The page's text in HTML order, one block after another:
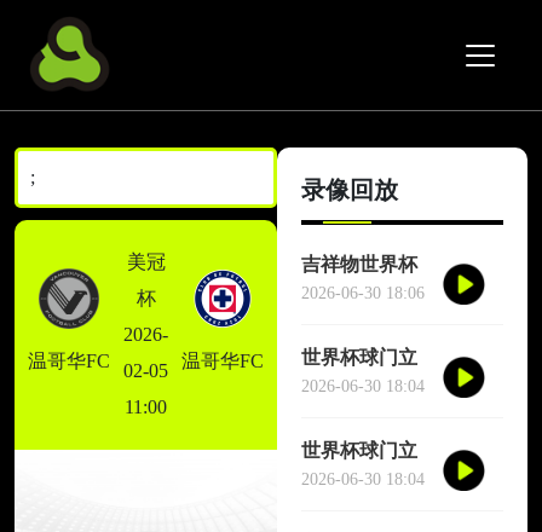
;
温哥华FC
美冠
杯
2026-
02-05
11:00
温哥华FC
录像回放
吉祥物世界杯
场边跳舞干扰
2026-06-30 18:06
世界杯球门立
柱三次救险
2026-06-30 18:04
世界杯球门立
柱三次救险
2026-06-30 18:04